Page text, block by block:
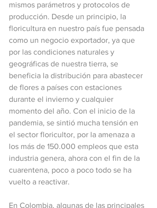
mismos parámetros y protocolos de
producción. Desde un principio, la
floricultura en nuestro país fue pensada
como un negocio exportador, ya que
por las condiciones naturales y
geográficas de nuestra tierra, se
beneficia la distribución para abastecer
de flores a países con estaciones
durante el invierno y cualquier
momento del año. Con el inicio de la
pandemia, se sintió mucha tensión en
el sector floricultor, por la amenaza a
los más de 150.000 empleos que esta
industria genera, ahora con el fin de la
cuarentena, poco a poco todo se ha
vuelto a reactivar.
En Colombia, algunas de las principales